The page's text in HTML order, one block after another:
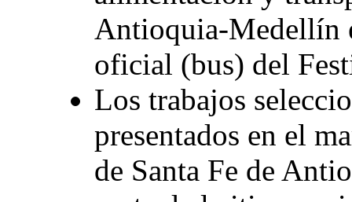
Antioquia-Medellín
oficial (bus) del
Los trabajos
presentados en el
de Santa Fe de